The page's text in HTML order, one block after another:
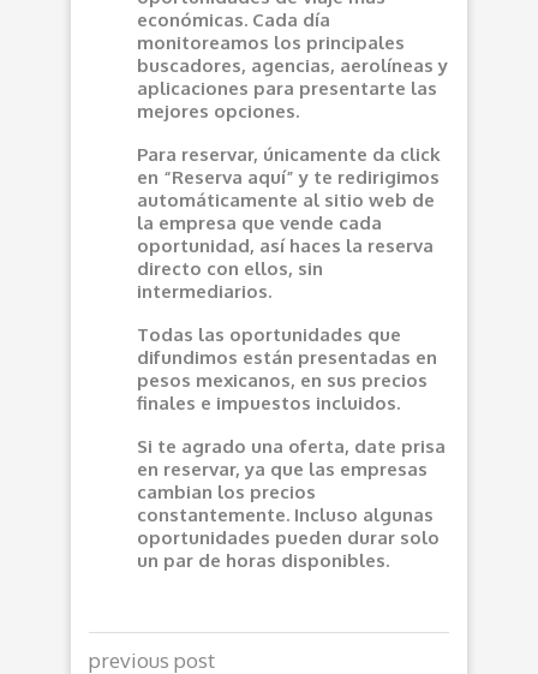
económicas. Cada día
monitoreamos los principales
buscadores, agencias, aerolíneas y
aplicaciones para presentarte las
mejores opciones.
Para reservar, únicamente da click
en “Reserva aquí” y te redirigimos
automáticamente al sitio web de
la empresa que vende cada
oportunidad, así haces la reserva
directo con ellos, sin
intermediarios.
Todas las oportunidades que
difundimos están presentadas en
pesos mexicanos, en sus precios
finales e impuestos incluidos.
Si te agrado una oferta, date prisa
en reservar, ya que las empresas
cambian los precios
constantemente. Incluso algunas
oportunidades pueden durar solo
un par de horas disponibles.
previous post